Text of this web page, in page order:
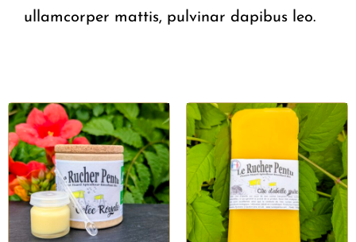
ullamcorper mattis, pulvinar dapibus leo.